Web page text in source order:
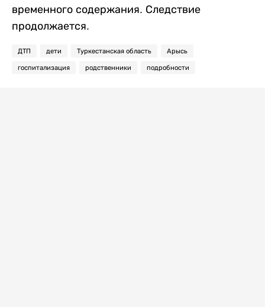
временного содержания. Следствие
продолжается.
ДТП дети Туркестанская область Арысь
госпитализация родственники подробности